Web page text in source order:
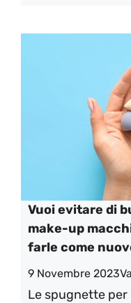
Vuoi evitare di
make-up
farle come
9 Novembre 2023
Le spugnette per